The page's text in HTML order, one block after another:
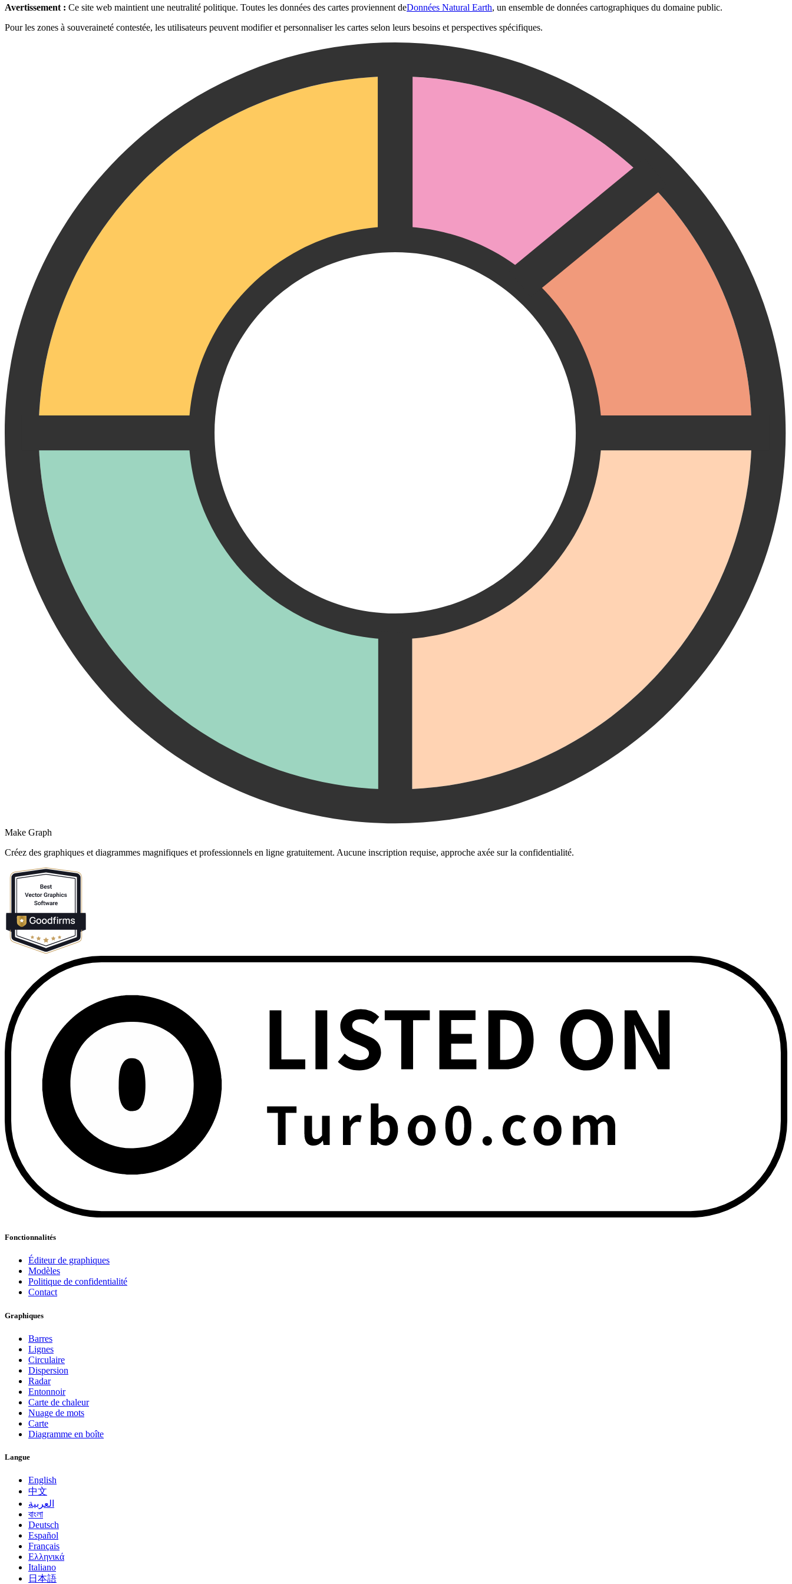
Avertissement : Ce site web maintient une neutralité politique. Toutes les données des cartes proviennent deDonnées Natural Earth, un ensemble de données cartographiques du domaine public.
Pour les zones à souveraineté contestée, les utilisateurs peuvent modifier et personnaliser les cartes selon leurs besoins et perspectives spécifiques.
Make Graph
Créez des graphiques et diagrammes magnifiques et professionnels en ligne gratuitement. Aucune inscription requise, approche axée sur la confidentialité.
Fonctionnalités
Éditeur de graphiques
Modèles
Politique de confidentialité
Contact
Graphiques
Barres
Lignes
Circulaire
Dispersion
Radar
Entonnoir
Carte de chaleur
Nuage de mots
Carte
Diagramme en boîte
Langue
English
中文
العربية
বাংলা
Deutsch
Español
Français
Ελληνικά
Italiano
日本語